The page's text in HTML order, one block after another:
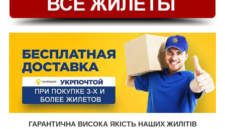
ГАРАНТИЧНА ВИСОКА ЯКІСТЬ НАШИХ ЖИЛІТІВ